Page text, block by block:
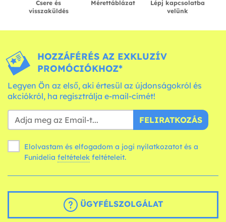
Csere és
visszaküldés
Mérettáblázat
Lépj kapcsolatba
velünk
HOZZÁFÉRÉS AZ EXKLUZÍV
PROMÓCIÓKHOZ*
Legyen Ön az első, aki értesül az újdonságokról és
akciókról, ha regisztrálja e-mail-címét!
FELIRATKOZÁS
Elolvastam és elfogadom a jogi nyilatkozatot és a
Funidelia feltételek feltételeit.
ÜGYFÉLSZOLGÁLAT